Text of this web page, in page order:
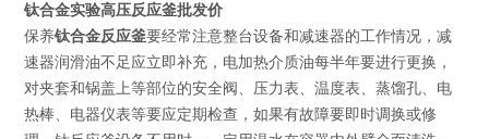
钛合金实验高压反应釜批发价
保养钛合金反应釜要经常注意整台设备和减速器的工作情况，减
速器润滑油不足应立即补充，电加热介质油每半年要进行更换，
对夹套和锅盖上等部位的安全阀、压力表、温度表、蒸馏孔、电
热棒、电器仪表等要应定期检查，如果有故障要即时调换或修